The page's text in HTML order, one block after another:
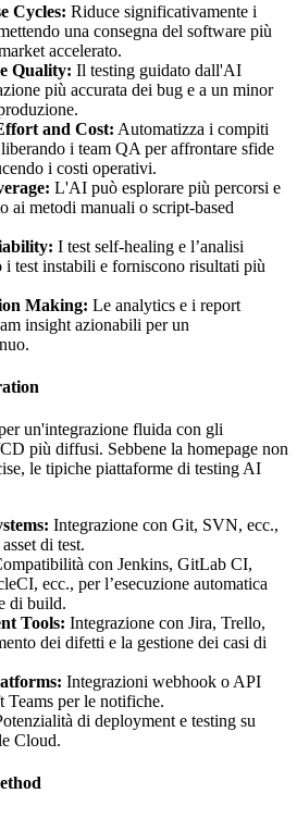
Cycles: Riduce significativamente i
una consegna del software più
accelerato.
Quality: Il testing guidato dall'AI
più accurata dei bug e a un minor
and Cost: Automatizza i compiti
i team QA per affrontare sfide
i costi operativi.
L'AI può esplorare più percorsi e
ai metodi manuali o script-based
I test self-healing e l’analisi
test instabili e forniscono risultati più
Making: Le analytics e i report
insight azionabili per un
un'integrazione fluida con gli
più diffusi. Sebbene la homepage non
le tipiche piattaforme di testing AI
Integrazione con Git, SVN, ecc.,
di test.
con Jenkins, GitLab CI,
ecc., per l’esecuzione automatica
di build.
Tools: Integrazione con Jira, Trello,
dei difetti e la gestione dei casi di
Integrazioni webhook o API
per le notifiche.
di deployment e testing su
Cloud.